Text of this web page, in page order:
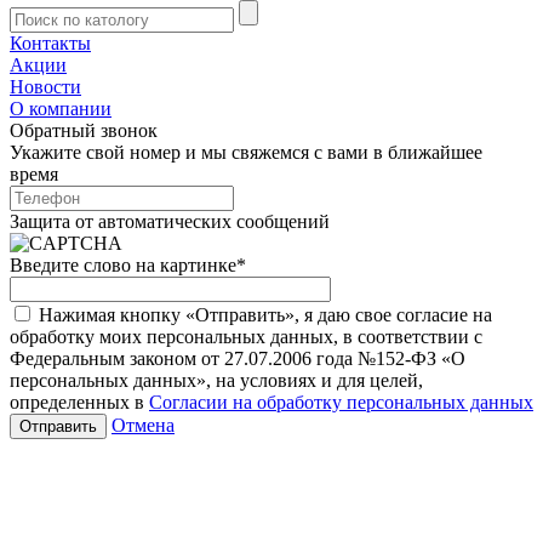
Контакты
Акции
Новости
О компании
Обратный звонок
Укажите свой номер и мы свяжемся с вами в ближайшее
время
Защита от автоматических сообщений
Введите слово на картинке*
Нажимая кнопку «Отправить», я даю свое согласие на
обработку моих персональных данных, в соответствии с
Федеральным законом от 27.07.2006 года №152-ФЗ «О
персональных данных», на условиях и для целей,
определенных в Согласии на обработку персональных данных
Отмена